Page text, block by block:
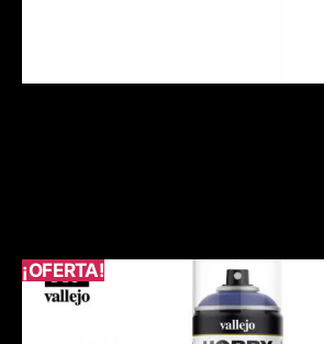
¡OFERTA!